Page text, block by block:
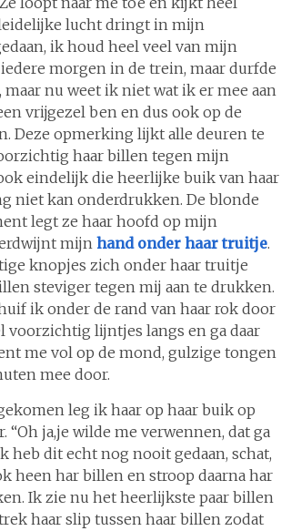
lucht dringt in mijn
ik houd heel veel van mijn
morgen in de trein, maar durfde
nu weet ik niet wat ik er mee aan
vrijgezel ben en dus ook op de
Deze opmerking lijkt alle deuren te
haar billen tegen mijn
eindelijk die heerlijke buik van haar
niet kan onderdrukken. De blonde
legt ze haar hoofd op mijn
mijn hand onder haar truitje.
knopjes zich onder haar truitje
steviger tegen mij aan te drukken.
ik onder de rand van haar rok door
voorzichtig lijntjes langs en ga daar
me vol op de mond, gulzige tongen
mee door.
leg ik haar op haar buik op
ja,je wilde me verwennen, dat ga
heb dit echt nog nooit gedaan, schat,
heen har billen en stroop daarna har
Ik zie nu het heerlijkste paar billen
haar slip tussen haar billen zodat